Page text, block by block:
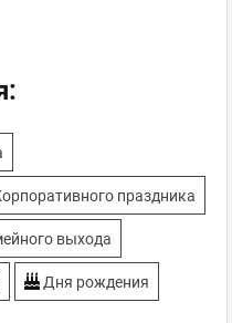
праздника
выхода
Дня рождения